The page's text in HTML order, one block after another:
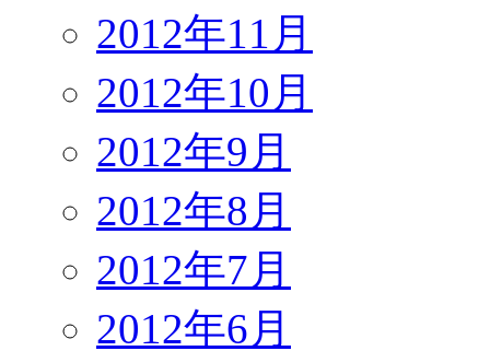
2012年11月
2012年10月
2012年9月
2012年8月
2012年7月
2012年6月